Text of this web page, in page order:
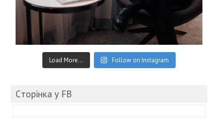
Load More... Follow on Instagram
Cторінка у FB